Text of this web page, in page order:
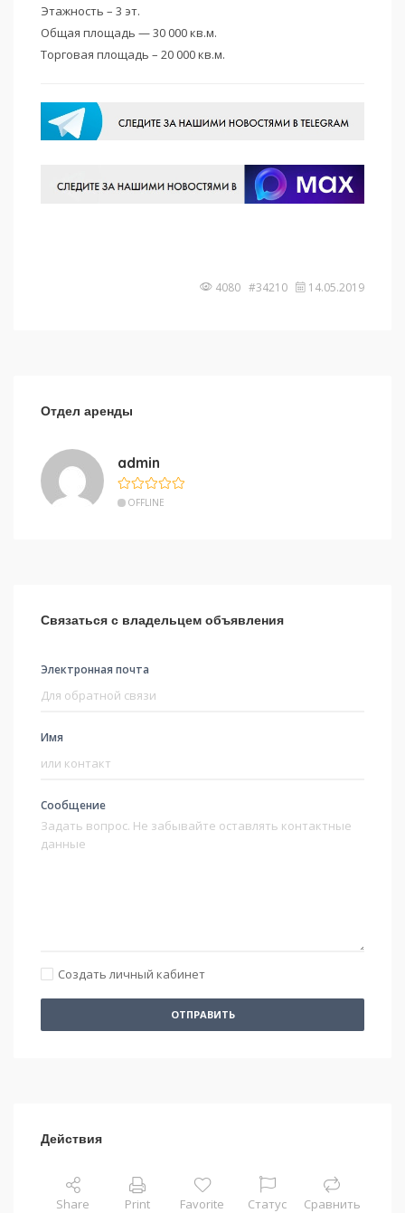
Этажность – 3 эт.
Общая площадь — 30 000 кв.м.
Торговая площадь – 20 000 кв.м.
4080 #34210 14.05.2019
Отдел аренды
admin
OFFLINE
Связаться с владельцем объявления
Электронная почта
Имя
Сообщение
Создать личный кабинет
ОТПРАВИТЬ
Действия
Share Print Favorite Статус Сравнить